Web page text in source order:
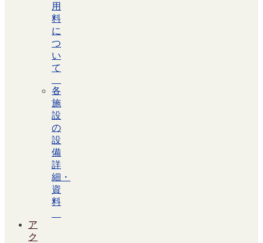
用
料
に
つ
い
て
各
施
設
の
設
備
詳
細・
資
料
ア
ク